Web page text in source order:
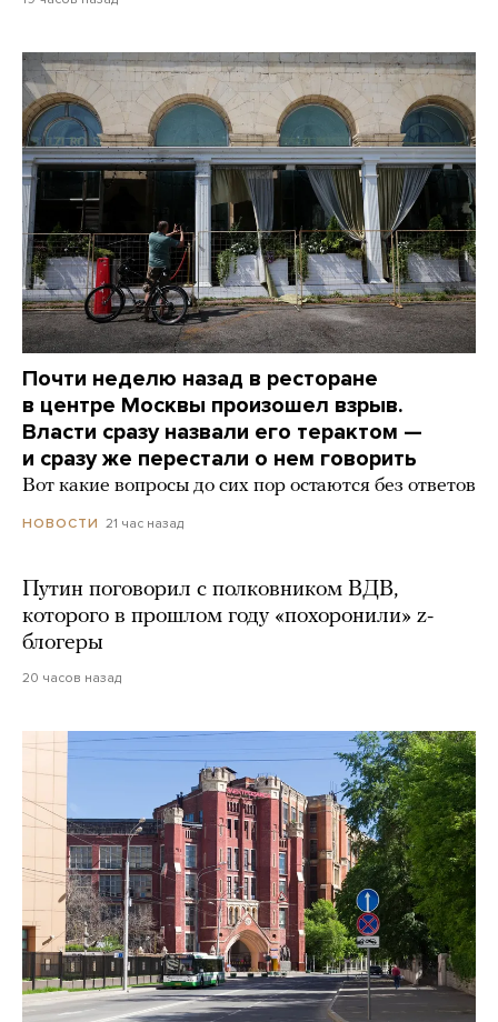
Почти неделю назад в ресторане
в центре Москвы произошел взрыв.
Власти сразу назвали его терактом —
и сразу же перестали о нем говорить
Вот какие вопросы до сих пор остаются без ответов
НОВОСТИ 21 час назад
Путин поговорил с полковником ВДВ,
которого в прошлом году «похоронили» z-
блогеры
20 часов назад